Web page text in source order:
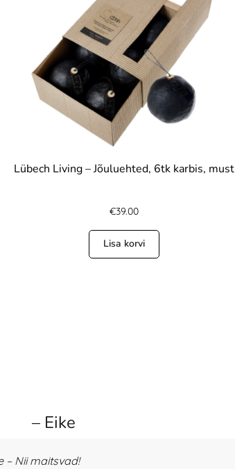
Lübech Living – Jõuluehted, 6tk karbis, must
€39.00
Lisa korvi
– Eike
– Nii maitsvad!